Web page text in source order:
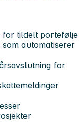
for tildelt portefølje
automatiserer
for